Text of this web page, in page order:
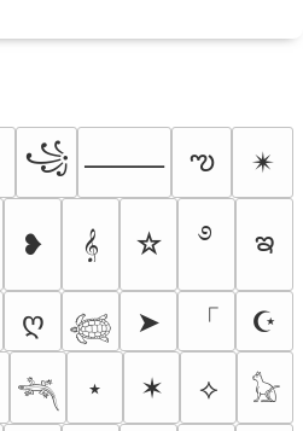
꧁ ⸻ ఌ ✴︎
❥ 𝄞 ☆ ࿔ ఇ
ღ 𓆉 ➤ 「
☪
𓆈 ⋆ ✶ ⟡
𓃠